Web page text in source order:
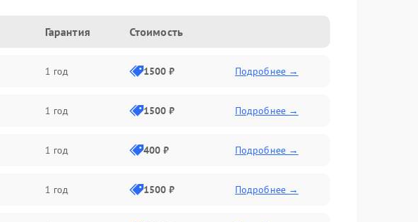
Гарантия Стоимость
1 год 1500 ₽ Подробнее →
1 год 1500 ₽ Подробнее →
1 год 400 ₽ Подробнее →
1 год 1500 ₽ Подробнее →